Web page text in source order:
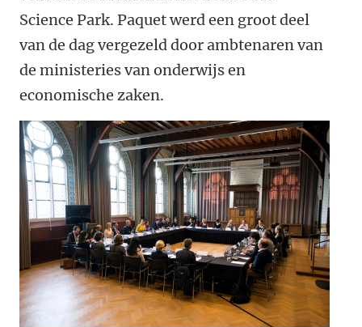
Science Park. Paquet werd een groot deel
van de dag vergezeld door ambtenaren van
de ministeries van onderwijs en
economische zaken.